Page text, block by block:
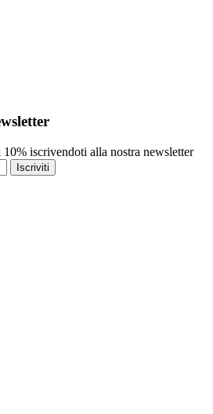
iscrivendoti alla nostra newsletter
Iscriviti